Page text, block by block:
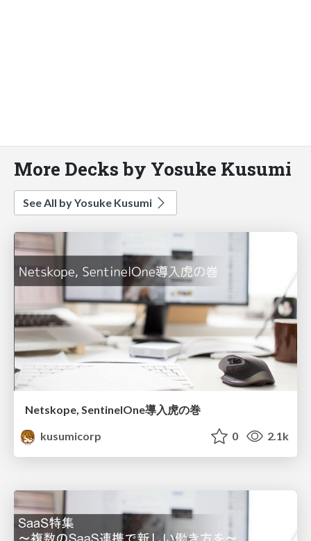
More Decks by Yosuke Kusumi
See All by Yosuke Kusumi
Netskope, SentinelOne導入虎の巻
kusumicorp
0 2.1k